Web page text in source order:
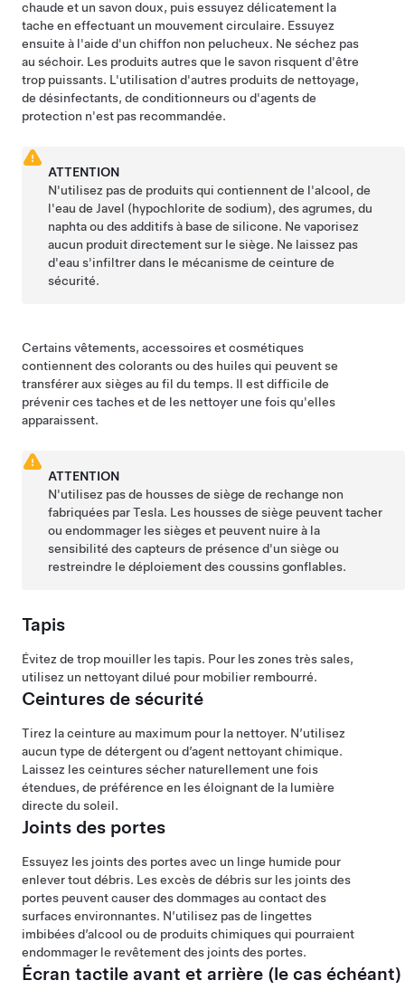
chaude et un savon doux, puis essuyez délicatement la
tache en effectuant un mouvement circulaire. Essuyez
ensuite à l'aide d'un chiffon non pelucheux. Ne séchez pas
au séchoir. Les produits autres que le savon risquent d'être
trop puissants. L'utilisation d'autres produits de nettoyage,
de désinfectants, de conditionneurs ou d'agents de
protection n'est pas recommandée.
ATTENTION
N'utilisez pas de produits qui contiennent de l'alcool, de
l'eau de Javel (hypochlorite de sodium), des agrumes, du
naphta ou des additifs à base de silicone. Ne vaporisez
aucun produit directement sur le siège. Ne laissez pas
d'eau s'infiltrer dans le mécanisme de ceinture de
sécurité.
Certains vêtements, accessoires et cosmétiques
contiennent des colorants ou des huiles qui peuvent se
transférer aux sièges au fil du temps. Il est difficile de
prévenir ces taches et de les nettoyer une fois qu'elles
apparaissent.
ATTENTION
N'utilisez pas de housses de siège de rechange non
fabriquées par Tesla. Les housses de siège peuvent tacher
ou endommager les sièges et peuvent nuire à la
sensibilité des capteurs de présence d'un siège ou
restreindre le déploiement des coussins gonflables.
Tapis
Évitez de trop mouiller les tapis. Pour les zones très sales,
utilisez un nettoyant dilué pour mobilier rembourré.
Ceintures de sécurité
Tirez la ceinture au maximum pour la nettoyer. N’utilisez
aucun type de détergent ou d’agent nettoyant chimique.
Laissez les ceintures sécher naturellement une fois
étendues, de préférence en les éloignant de la lumière
directe du soleil.
Joints des portes
Essuyez les joints des portes avec un linge humide pour
enlever tout débris. Les excès de débris sur les joints des
portes peuvent causer des dommages au contact des
surfaces environnantes. N’utilisez pas de lingettes
imbibées d’alcool ou de produits chimiques qui pourraient
endommager le revêtement des joints des portes.
Écran tactile avant et arrière (le cas échéant)